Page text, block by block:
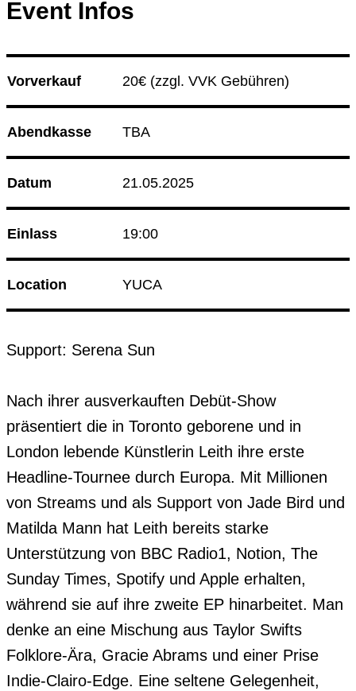
Event Infos
Vorverkauf 20€ (zzgl. VVK Gebühren)
Abendkasse TBA
Datum 21.05.2025
Einlass 19:00
Location YUCA
Support: Serena Sun
Nach ihrer ausverkauften Debüt-Show
präsentiert die in Toronto geborene und in
London lebende Künstlerin Leith ihre erste
Headline-Tournee durch Europa. Mit Millionen
von Streams und als Support von Jade Bird und
Matilda Mann hat Leith bereits starke
Unterstützung von BBC Radio1, Notion, The
Sunday Times, Spotify und Apple erhalten,
während sie auf ihre zweite EP hinarbeitet. Man
denke an eine Mischung aus Taylor Swifts
Folklore-Ära, Gracie Abrams und einer Prise
Indie-Clairo-Edge. Eine seltene Gelegenheit,
08.08.26 Korken & Klub - Day Affair
09.08.26 Sip and Thrift
14.08.26 Korken & Klub - Afterwork